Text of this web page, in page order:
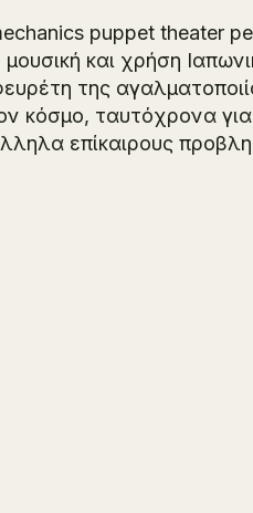
puppet theater
και χρήση
της
κόσμο, ταυτόχρονα
επίκαιρους